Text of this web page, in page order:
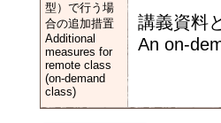
型）で行う場
合の追加措置
Additional
measures for
remote class
(on-demand
class)
講義資料
An on-